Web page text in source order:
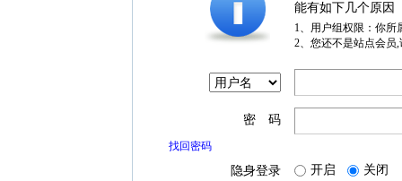
能有如下几个原因
1、用户组权限：你所
2、您还不是站点会员
密 码
找回密码
隐身登录 开启 关闭